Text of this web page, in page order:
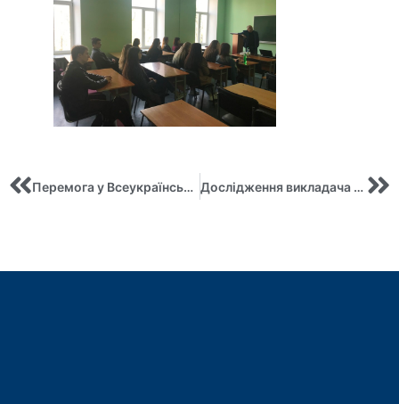
Перемога у Всеукраїнському конкурсі студентських наукових робіт зі спеціальності «Менеджмент інвестиційної та інноваційної діяльності» Дослідження викладача кафедри зацікавило Bloomberg